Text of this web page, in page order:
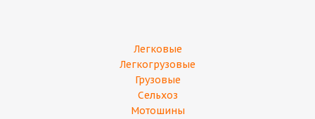
Легковые
Легкогрузовые
Грузовые
Сельхоз
Мотошины